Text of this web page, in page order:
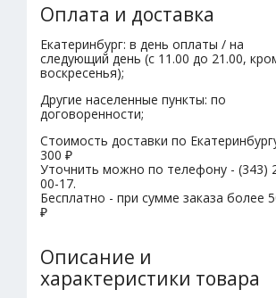
Оплата и доставка
Екатеринбург: в день оплаты / на
следующий день (с 11.00 до 21.00,
воскресенья);
Другие населенные пункты: по
договоренности;
Стоимость доставки по
300 ₽
Уточнить можно по телефону - (343)
00-17.
Бесплатно - при сумме заказа более
₽
Описание и
характеристики товара